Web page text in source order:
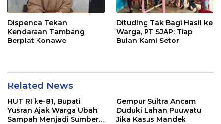
Dispenda Tekan
Kendaraan Tambang
Berplat Konawe
Dituding Tak Bagi Hasil ke
Warga, PT SJAP: Tiap
Bulan Kami Setor
Related News
HUT RI ke-81, Bupati
Yusran Ajak Warga Ubah
Sampah Menjadi Sumber
Gempur Sultra Ancam
Duduki Lahan Puuwatu
Jika Kasus Mandek